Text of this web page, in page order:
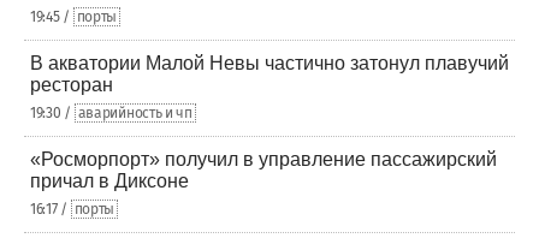
19:45 / порты
В акватории Малой Невы частично затонул плавучий
ресторан
19:30 / аварийность и чп
«Росморпорт» получил в управление пассажирский
причал в Диксоне
16:17 / порты